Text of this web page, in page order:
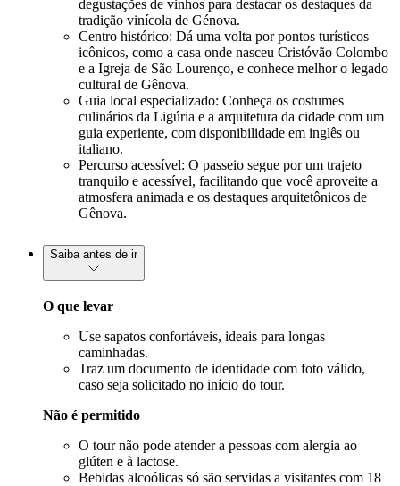
degustações de vinhos para destacar os destaques da
tradição vinícola de Génova.
Centro histórico: Dá uma volta por pontos turísticos
icônicos, como a casa onde nasceu Cristóvão Colombo
e a Igreja de São Lourenço, e conhece melhor o legado
cultural de Gênova.
Guia local especializado: Conheça os costumes
culinários da Ligúria e a arquitetura da cidade com um
guia experiente, com disponibilidade em inglês ou
italiano.
Percurso acessível: O passeio segue por um trajeto
tranquilo e acessível, facilitando que você aproveite a
atmosfera animada e os destaques arquitetônicos de
Gênova.
Saiba antes de ir
O que levar
Use sapatos confortáveis, ideais para longas
caminhadas.
Traz um documento de identidade com foto válido,
caso seja solicitado no início do tour.
Não é permitido
O tour não pode atender a pessoas com alergia ao
glúten e à lactose.
Bebidas alcoólicas só são servidas a visitantes com 18